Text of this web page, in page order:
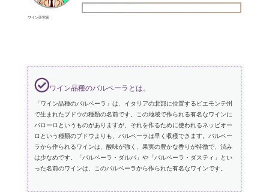
ワイン研究家
ワイン品種のバルベーラとは。
「ワイン品種のバルベーラ」は、イタリアの北部に位置するピエモンテ州
で生まれたブドウの種類の名前です。この地域で作られる有名なワインに
バローロというものがありますが、それを作るために使われるネッビオー
ロという種類のブドウよりも、バルベーラは早く収穫できます。バルベー
ラから作られるワインは、酸味が強く、果実の豊かな香りが特徴で、渋み
は少なめです。「バルベーラ・ダルバ」や「バルベーラ・ダスティ」とい
った名前のワインは、このバルベーラから作られた有名なワインです。